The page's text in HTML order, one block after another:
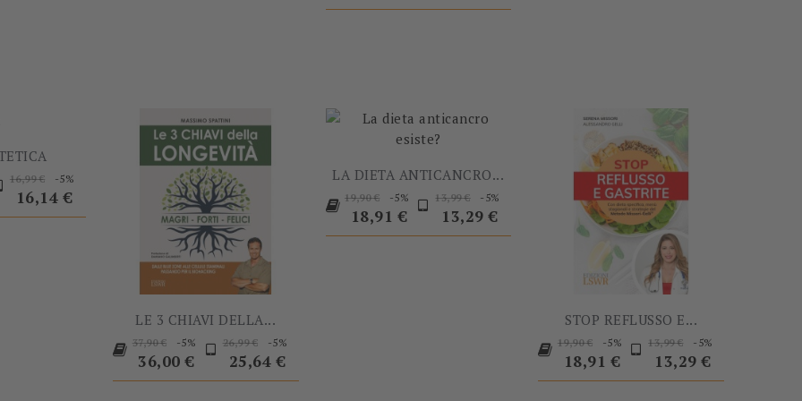
Prezzo
base
16,99 € -5%
16,14 €
LE 3 CHIAVI DELLA...
Prezzo
base
37,90 € -5%
Prezzo
36,00 €
Prezzo
base
26,99 € -5%
25,64 €
LA DIETA ANTICANCRO...
Prezzo
base
19,90 € -5%
Prezzo
18,91 €
Prezzo
base
13,99 € -5%
13,29 €
STOP REFLUSSO E...
Prezzo
base
19,90 € -5%
Prezzo
18,91 €
Prezzo
base
13,99 € -5%
13,29 €